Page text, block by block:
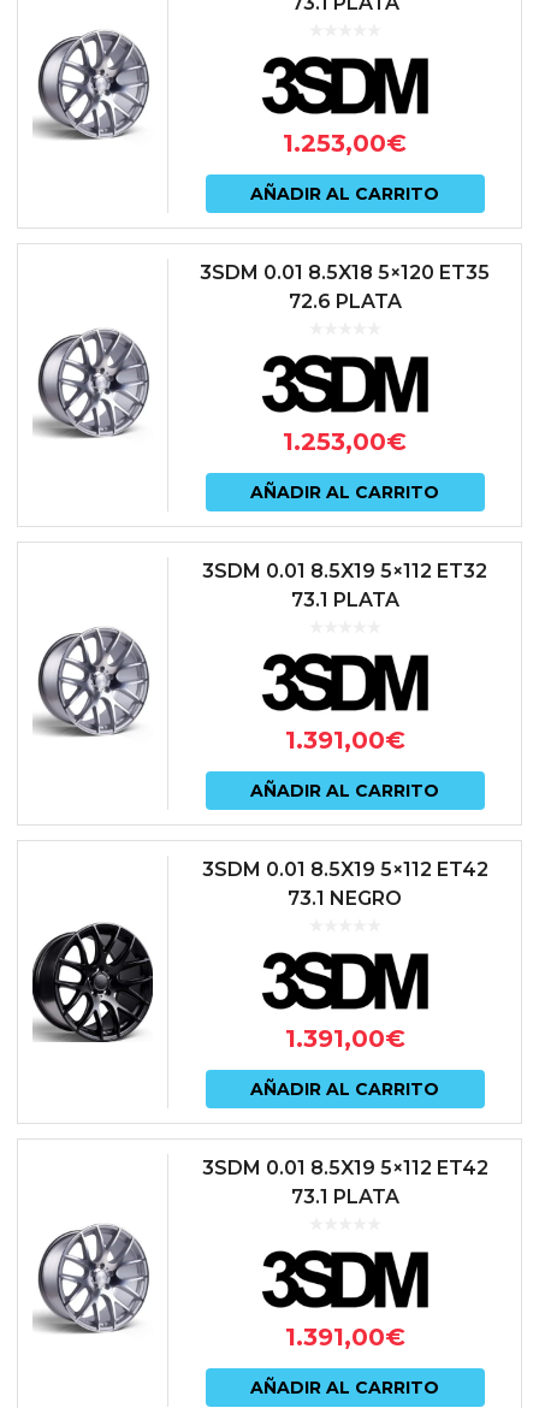
1.253,00€
AÑADIR AL CARRITO
3SDM 0.01 8.5X18 5×120 ET35
72.6 PLATA
1.253,00€
AÑADIR AL CARRITO
3SDM 0.01 8.5X19 5×112 ET32
73.1 PLATA
1.391,00€
AÑADIR AL CARRITO
3SDM 0.01 8.5X19 5×112 ET42
73.1 NEGRO
1.391,00€
AÑADIR AL CARRITO
3SDM 0.01 8.5X19 5×112 ET42
73.1 PLATA
1.391,00€
AÑADIR AL CARRITO